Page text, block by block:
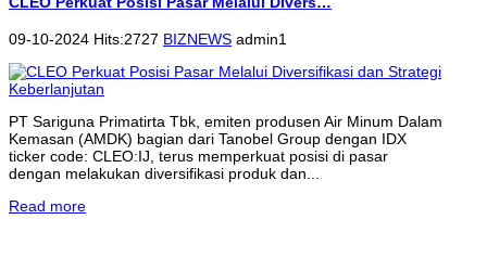
09-10-2024 Hits:2727 BIZNEWS admin1
PT Sariguna Primatirta Tbk, emiten produsen Air Minum Dalam
Kemasan (AMDK) bagian dari Tanobel Group dengan IDX
ticker code: CLEO:IJ, terus memperkuat posisi di pasar
dengan melakukan diversifikasi produk dan...
Read more